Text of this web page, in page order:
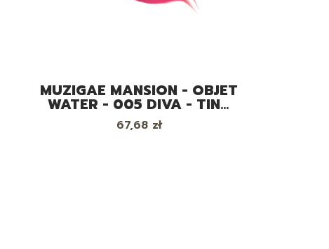
MUZIGAE MANSION - OBJET
WATER - 005 DIVA - TINT
DO UST
Cena
67,68 zł